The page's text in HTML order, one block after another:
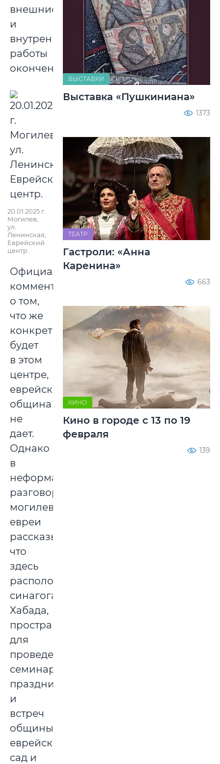
внешние,
и
внутренние
работы
окончены.
20.01.2025 г.
Могилев,
ул.
Ленинская,
Еврейский
центр.
Официальных
комментариев
о том,
что же
конкретно
будет
в этом
центре,
еврейская
община
не
дает.
Однако
в
неформальном
разговоре
могилевские
евреи
рассказывали,
что
здесь
расположится
синагога
Хабада,
пространства
для
проведения
семинаров,
праздников
и
встреч
общины;
еврейские
сад и
ВЫСТАВКИ
Выставка «Пушкиниана»
1373
ТЕАТР
Гастроли: «Анна
Каренина»
663
КИНО
Кино в городе с 13 по 19
февраля
139